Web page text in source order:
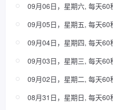
09月06日，星期六, 每天60
09月05日，星期五, 每天60
09月04日，星期四, 每天60
09月03日，星期三, 每天60
09月02日，星期二, 每天60
08月31日，星期日, 每天60